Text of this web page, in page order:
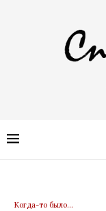
Когда-то было…